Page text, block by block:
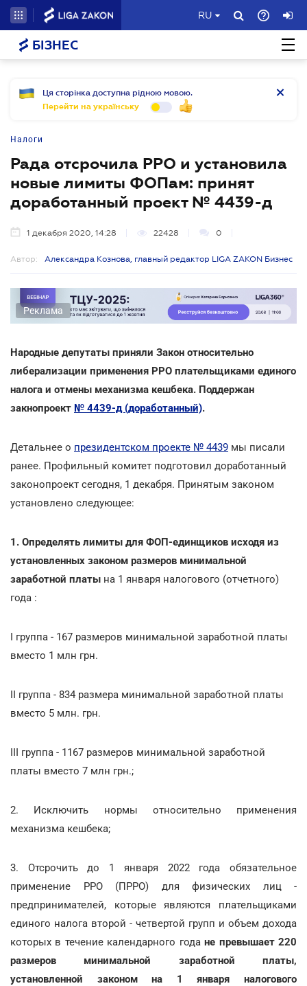
RU
БІЗНЕС
Ця сторінка доступна рідною мовою.
Перейти на українську
Налоги
Рада отсрочила РРО и установила
новые лимиты ФОПам: принят
доработанный проект № 4439-д
1 декабря 2020, 14:28 22428 0
Автор: Александра Кознова, главный редактор LIGA ZAKON Бизнес
Реклама
Народные депутаты приняли Закон относительно
либерализации применения РРО плательщиками единого
налога и отмены механизма кешбека. Поддержан
закнопроект № 4439-д (доработанный).
Детальнее о президентском проекте № 4439 мы писали
ранее. Профильный комитет подготовил доработанный
законопроект сегодня, 1 декабря. Принятым законом
установлено следующее:
1. Определять лимиты для ФОП-единщиков исходя из
установленных законом размеров минимальной
заработной платы на 1 января налогового (отчетного)
года :
I группа - 167 размеров минимальной заработной платы
вместо 1 млн грн.
II группа - 834 размера минимальной заработной платы
вместо 5 млн. грн.
III группа - 1167 размеров минимальной заработной
платы вместо 7 млн грн.;
2. Исключить нормы относительно применения
механизма кешбека;
3. Отсрочить до 1 января 2022 года обязательное
применение РРО (ПРРО) для физических лиц -
предпринимателей, которые являются плательщиками
единого налога второй - четвертой групп и объем дохода
которых в течение календарного годане превышает 220
размеров минимальной заработной платы,
установленной законом на 1 января налогового